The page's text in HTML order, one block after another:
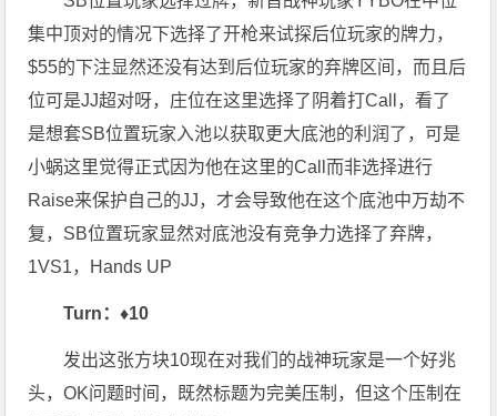
集中顶对的情况下选择了开枪来试探后位玩家的牌力，
$55的下注显然还没有达到后位玩家的弃牌区间，而且后
位可是JJ超对呀，庄位在这里选择了阴着打Call，看了
是想套SB位置玩家入池以获取更大底池的利润了，可是
小蜗这里觉得正式因为他在这里的Call而非选择进行
Raise来保护自己的JJ，才会导致他在这个底池中万劫不
复，SB位置玩家显然对底池没有竞争力选择了弃牌，
1VS1，Hands UP
Turn：♦10
发出这张方块10现在对我们的战神玩家是一个好兆
头，OK问题时间，既然标题为完美压制，但这个压制在